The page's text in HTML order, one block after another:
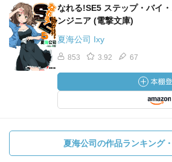
なれる!SE5 ステップ・バイ
ンジニア (電撃文庫)
夏海公司 Ixy
853 3.92 67
夏海公司の作品ランキング